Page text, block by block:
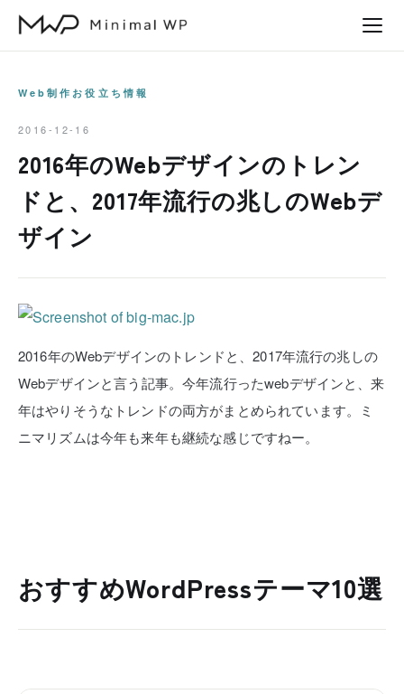
Web制作お役立ち情報
2016-12-16
2016年のWebデザインのトレン
ドと、2017年流行の兆しのWebデ
ザイン
2016年のWebデザインのトレンドと、2017年流行の兆しの
Webデザインと言う記事。今年流行ったwebデザインと、来
年はやりそうなトレンドの両方がまとめられています。ミ
ニマリズムは今年も来年も継続な感じですねー。
おすすめWordPressテーマ10選